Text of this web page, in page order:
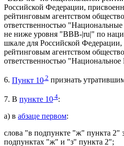
Российской Федерации,
рейтинговым агентством
ответственностью
не ниже уровня "ВВВ-|ru|" по
шкале для Российской
рейтинговым агентством
ответственностью
6. Пункт 10 2 признать
7. В пункте 10 4:
а) в абзаце первом:
слова "в подпункте "ж" пункта 2"
подпунктах "ж" и "з" пункта 2";